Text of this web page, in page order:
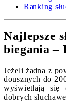
Ranking
Najlepsze
biegania –
Jeżeli żadna z
dousznych do
wyświetlają się
dobrych